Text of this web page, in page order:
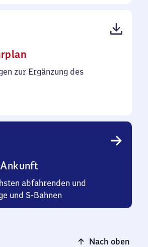
68
zur Ergänzung des
abfahrenden und
und S-Bahnen
Nach oben